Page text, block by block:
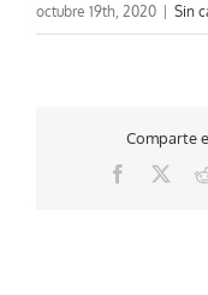
octubre 19th, 2020 | Sin
Comparte
Facebook